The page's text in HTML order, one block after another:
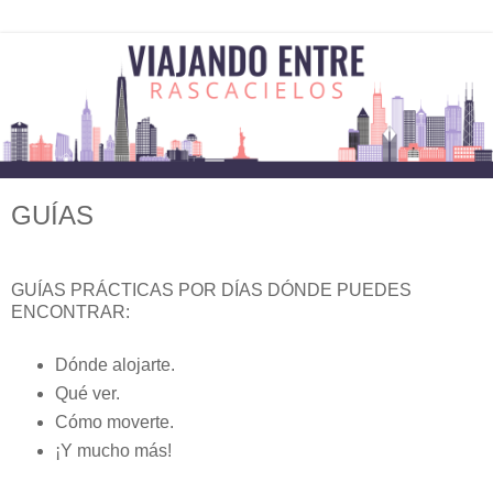
GUÍAS
GUÍAS PRÁCTICAS POR DÍAS DÓNDE PUEDES
ENCONTRAR:
Dónde alojarte.
Qué ver.
Cómo moverte.
¡Y mucho más!